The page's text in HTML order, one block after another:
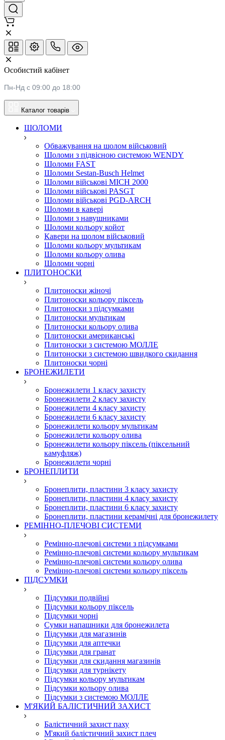
Особистий кабінет
Пн-Нд с 09:00 до 18:00
Каталог товарів
ШОЛОМИ
Обважування на шолом військовий
Шоломи з підвісною системою WENDY
Шоломи FAST
Шоломи Sestan-Busch Helmet
Шоломи військові MICH 2000
Шоломи військові PASGT
Шоломи військові PGD-ARCH
Шоломи в кавері
Шоломи з навушниками
Шоломи кольору койот
Кавери на шолом військовий
Шоломи кольору мультикам
Шоломи кольору олива
Шоломи чорні
ПЛИТОНОСКИ
Плитоноски жіночі
Плитоноски кольору піксель
Плитоноски з підсумками
Плитоноски мультикам
Плитоноски кольору олива
Плитоноски американські
Плитоноски з системою МОЛЛЕ
Плитоноски з системою швидкого скидання
Плитоноски чорні
БРОНЕЖИЛЕТИ
Бронежилети 1 класу захисту
Бронежилети 2 класу захисту
Бронежилети 4 класу захисту
Бронежилети 6 класу захисту
Бронежилети кольору мультикам
Бронежилети кольору олива
Бронежилети кольору піксель (піксельний
камуфляж)
Бронежилети чорні
БРОНЕПЛИТИ
Бронеплити, пластини 3 класу захисту
Бронеплити, пластини 4 класу захисту
Бронеплити, пластини 6 класу захисту
Бронеплити, пластини керамічні для бронежилету
РЕМІННО-ПЛЕЧОВІ СИСТЕМИ
Ремінно-плечові системи з підсумками
Ремінно-плечові системи кольору мультикам
Ремінно-плечові системи кольору олива
Ремінно-плечові системи кольору піксель
ПІДСУМКИ
Підсумки подвійні
Підсумки кольору піксель
Підсумки чорні
Сумки напашники для бронежилета
Підсумки для магазинів
Підсумки для аптечки
Підсумки для гранат
Підсумки для скидання магазинів
Підсумки для турнікету
Підсумки кольору мультикам
Підсумки кольору олива
Підсумки з системою МОЛЛЕ
М'ЯКИЙ БАЛІСТИЧНИЙ ЗАХИСТ
Балістичний захист паху
М'який балістичний захист плеч